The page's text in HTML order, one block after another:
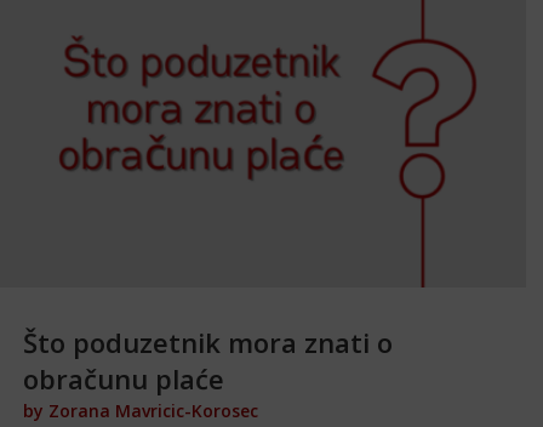
Što poduzetnik mora znati o
obračunu plaće
by Zorana Mavricic-Korosec